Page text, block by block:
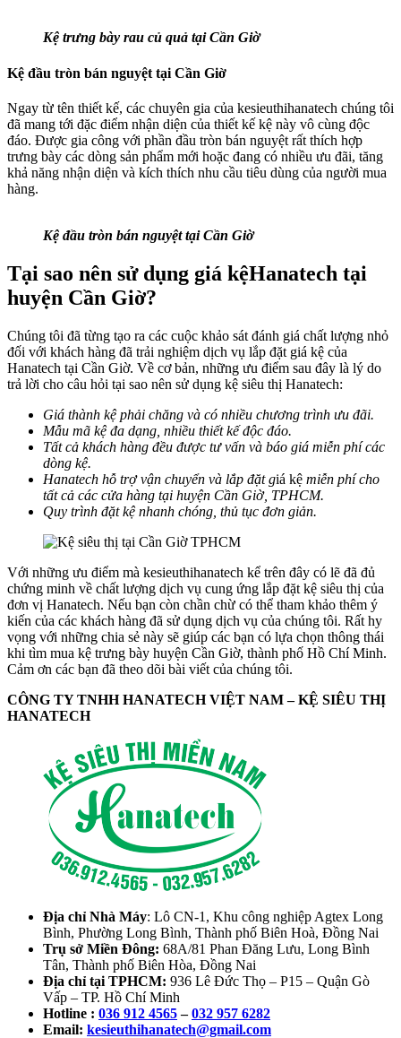
Kệ trưng bày rau củ quả tại Cần Giờ
Kệ đầu tròn bán nguyệt tại Cần Giờ
Ngay từ tên thiết kế, các chuyên gia của kesieuthihanatech chúng tôi
đã mang tới đặc điểm nhận diện của thiết kế kệ này vô cùng độc
đáo. Được gia công với phần đầu tròn bán nguyệt rất thích hợp
trưng bày các dòng sản phẩm mới hoặc đang có nhiều ưu đãi, tăng
khả năng nhận diện và kích thích nhu cầu tiêu dùng của người mua
hàng.
Kệ đầu tròn bán nguyệt tại Cần Giờ
Tại sao nên sử dụng giá kệHanatech tại
huyện Cần Giờ?
Chúng tôi đã từng tạo ra các cuộc khảo sát đánh giá chất lượng nhỏ
đối với khách hàng đã trải nghiệm dịch vụ lắp đặt giá kệ của
Hanatech tại Cần Giờ. Về cơ bản, những ưu điểm sau đây là lý do
trả lời cho câu hỏi tại sao nên sử dụng kệ siêu thị Hanatech:
Giá thành kệ phải chăng và có nhiều chương trình ưu đãi.
Mẫu mã kệ đa dạng, nhiều thiết kế độc đáo.
Tất cả khách hàng đều được tư vấn và báo giá miễn phí các
dòng kệ.
Hanatech hỗ trợ vận chuyển và lắp đặt giá kệ miễn phí cho
tất cả các cửa hàng tại huyện Cần Giờ, TPHCM.
Quy trình đặt kệ nhanh chóng, thủ tục đơn giản.
Với những ưu điểm mà kesieuthihanatech kể trên đây có lẽ đã đủ
chứng minh về chất lượng dịch vụ cung ứng lắp đặt kệ siêu thị của
đơn vị Hanatech. Nếu bạn còn chần chừ có thể tham khảo thêm ý
kiến của các khách hàng đã sử dụng dịch vụ của chúng tôi. Rất hy
vọng với những chia sẻ này sẽ giúp các bạn có lựa chọn thông thái
khi tìm mua kệ trưng bày huyện Cần Giờ, thành phố Hồ Chí Minh.
Cảm ơn các bạn đã theo dõi bài viết của chúng tôi.
CÔNG TY TNHH HANATECH VIỆT NAM – KỆ SIÊU THỊ
HANATECH
Địa chỉ Nhà Máy: Lô CN-1, Khu công nghiệp Agtex Long
Bình, Phường Long Bình, Thành phố Biên Hoà, Đồng Nai
Trụ sở Miền Đông: 68A/81 Phan Đăng Lưu, Long Bình
Tân, Thành phố Biên Hòa, Đồng Nai
Địa chỉ tại TPHCM: 936 Lê Đức Thọ – P15 – Quận Gò
Vấp – TP. Hồ Chí Minh
Hotline : 036 912 4565–032 957 6282
Email: kesieuthihanatech@gmail.com